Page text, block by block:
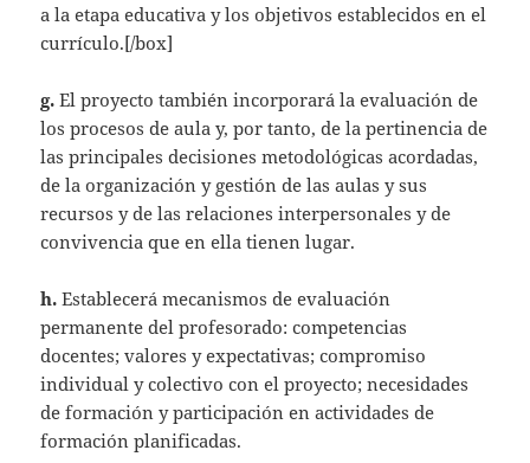
a la etapa educativa y los objetivos establecidos en el
currículo.[/box]
g.El proyecto también incorporará la evaluación de
los procesos de aula y, por tanto, de la pertinencia de
las principales decisiones metodológicas acordadas,
de la organización y gestión de las aulas y sus
recursos y de las relaciones interpersonales y de
convivencia que en ella tienen lugar.
h.Establecerá mecanismos de evaluación
permanente del profesorado: competencias
docentes; valores y expectativas; compromiso
individual y colectivo con el proyecto; necesidades
de formación y participación en actividades de
formación planificadas.